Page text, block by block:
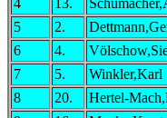
5
2.
6
4.
7
5. Winkler,Karl
8
20. Hertel-